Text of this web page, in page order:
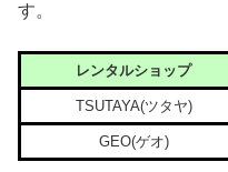
す。
レンタルショップ
TSUTAYA(ツタヤ)
GEO(ゲオ)